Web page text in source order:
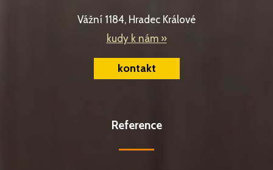
Vážní 1184, Hradec Králové
kudy k nám »
kontakt
Reference